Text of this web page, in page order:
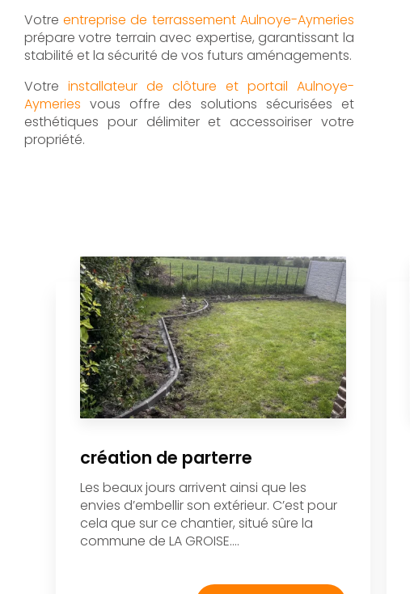
Votreentreprise de terrassement Aulnoye-Aymeries
prépare votre terrain avec expertise, garantissant la
stabilité et la sécurité de vos futurs aménagements.
Votre installateur de clôture et portail Aulnoye-
Aymeries vous offre des solutions sécurisées et
esthétiques pour délimiter et accessoiriser votre
propriété.
création de parterre
Les beaux jours arrivent ainsi que les
envies d’embellir son extérieur. C’est pour
cela que sur ce chantier, situé sûre la
commune de LA GROISE....